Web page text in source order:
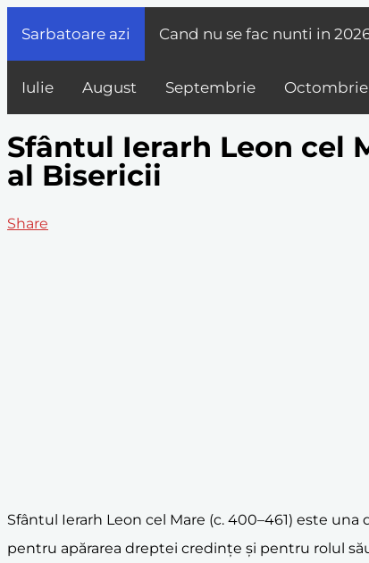
Sarbatoare azi Cand nu se fac nunti in
Iulie August Septembrie Octombrie
Sfântul Ierarh Leon cel
al Bisericii
Share
Sfântul Ierarh Leon cel Mare (c. 400–461) este
pentru apărarea dreptei credințe și pentru rolul